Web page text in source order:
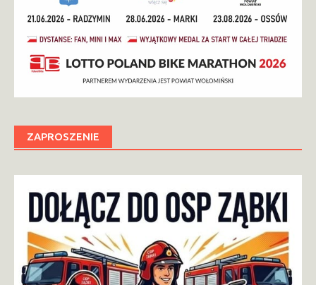
ZAPROSZENIE